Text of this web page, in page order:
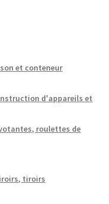
et conteneur
d'appareils et
roulettes de
tiroirs